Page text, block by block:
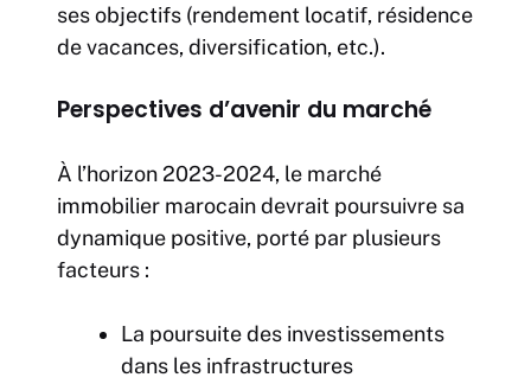
ses objectifs (rendement locatif, résidence
de vacances, diversification, etc.).
Perspectives d’avenir du marché
À l’horizon 2023-2024, le marché
immobilier marocain devrait poursuivre sa
dynamique positive, porté par plusieurs
facteurs :
La poursuite des investissements
dans les infrastructures